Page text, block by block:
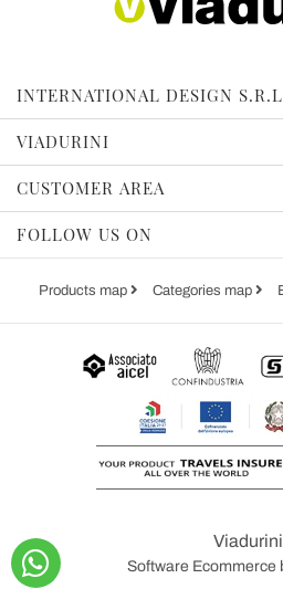
INTERNATIONAL DESIGN
VIADURINI
CUSTOMER AREA
FOLLOW US ON
Products map Categories map
Viadurini
Software Ecommerce